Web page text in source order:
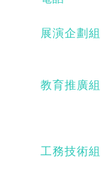
展演企劃組
教育推廣組
工務技術組